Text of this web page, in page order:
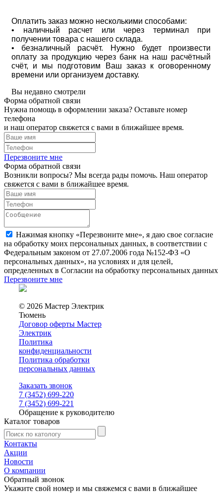
Оплатить заказ можно несколькими способами:
• наличный расчет или через терминал при
получении товара с нашего склада.
• безналичный расчёт. Нужно будет произвести
оплату за продукцию через банк на наш расчётный
счёт, и мы подготовим Ваш заказ к оговоренному
времени или организуем доставку.
Вы недавно смотрели
Форма обратной связи
Нужна помощь в оформлении заказа? Оставьте номер
телефона
и наш оператор свяжется с вами в ближайшее время.
Перезвоните мне
Форма обратной связи
Возникли вопросы? Мы всегда рады помочь. Наш оператор
свяжется с вами в ближайшее время.
Нажимая кнопку «Перезвоните мне», я даю свое согласие
на обработку моих персональных данных, в соответствии с
Федеральным законом от 27.07.2006 года №152-ФЗ «О
персональных данных», на условиях и для целей,
определенных в Согласии на обработку персональных данных
Перезвоните мне
© 2026 Мастер Электрик
Тюмень
Договор оферты Мастер
Электрик
Политика
конфиденциальности
Политика обработки
персональных данных
Заказать звонок
7 (3452) 699-220
7 (3452) 699-221
Обращение к руководителю
Каталог товаров
Контакты
Акции
Новости
О компании
Обратный звонок
Укажите свой номер и мы свяжемся с вами в ближайшее